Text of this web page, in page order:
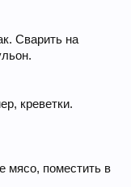
Сварить на
креветки.
мясо, поместить в